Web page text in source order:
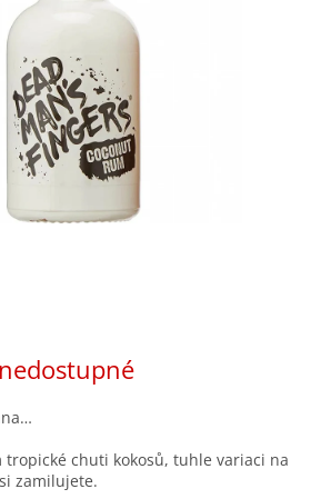
tropické chuti kokosů, tuhle variaci na
zamilujete.